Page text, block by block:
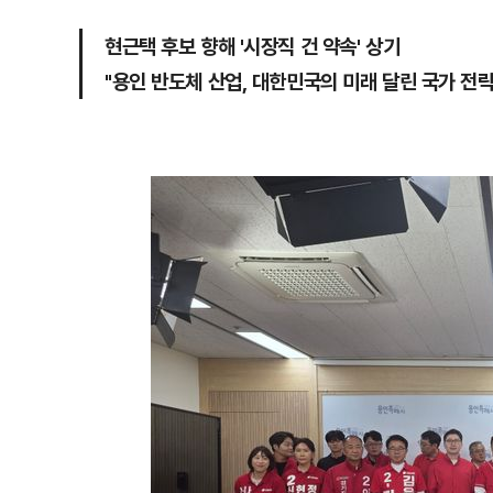
현근택 후보 향해 '시장직 건 약속' 상기
"용인 반도체 산업, 대한민국의 미래 달린 국가 전